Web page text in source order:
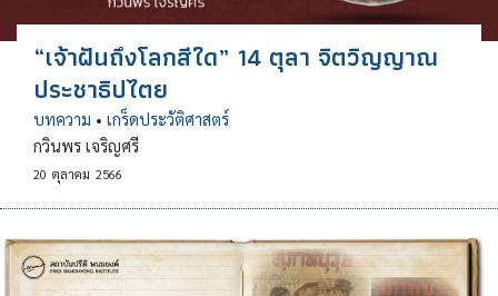
“เจ้าฝันถึงโลกสีใด” 14 ตุลา จิตวิญญาณ
ประชาธิปไตย
บทความ • เกร็ดประวัติศาสตร์
กวินพร เจริญศรี
20 ตุลาคม 2566